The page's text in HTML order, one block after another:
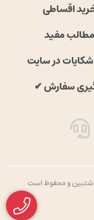
اقساطی
مطالب مفید
در سایت
سفارش ✔
اشتبین و محفوظ است